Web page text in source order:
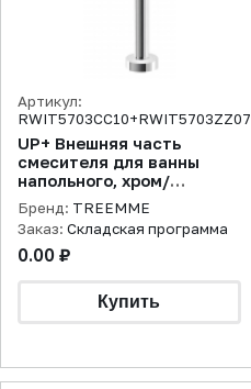
Артикул:
RWIT5703CC10+RWIT5703ZZ07
UP+ Внешняя часть
смесителя для ванны
напольного, хром/
Встраиваемая часть
Бренд: TREEMME
Заказ: Складская программа
0.00 ₽